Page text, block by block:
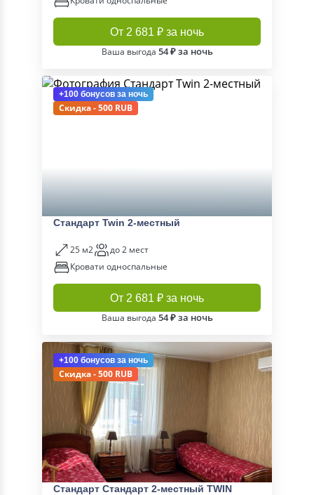
От 2 681 ₽ за ночь
Ваша выгода 54 ₽ за ночь
+100 бонусов за ночь
Скидка - 500 RUB
Стандарт Twin 2-местный
25 м2
до 2 мест
Кровати односпальные
От 2 681 ₽ за ночь
Ваша выгода 54 ₽ за ночь
+100 бонусов за ночь
Скидка - 500 RUB
Стандарт Стандарт 2-местный TWIN